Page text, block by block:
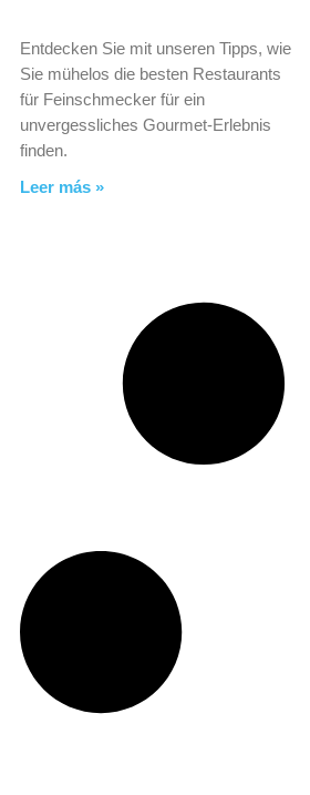
Entdecken Sie mit unseren Tipps, wie
Sie mühelos die besten Restaurants
für Feinschmecker für ein
unvergessliches Gourmet-Erlebnis
finden.
Leer más »